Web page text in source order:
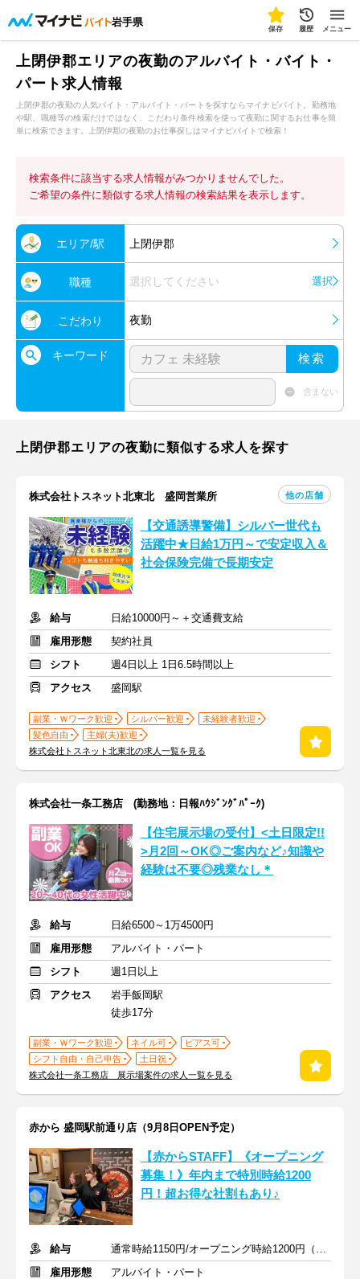
岩手県
保存 履歴 メニュー
上閉伊郡エリアの夜勤のアルバイト・バイト・
パート求人情報
上閉伊郡の夜勤の人気バイト・アルバイト・パートを探すならマイナビバイト。勤務地
や駅、職種等の検索だけではなく、こだわり条件検索を使って夜勤に関するお仕事を簡
単に検索できます。上閉伊郡の夜勤のお仕事探しはマイナビバイトで検索！
検索条件に該当する求人情報がみつかりませんでした。
ご希望の条件に類似する求人情報の検索結果を表示します。
エリア/駅 上閉伊郡
職種 選択してください 選択
こだわり 夜勤
キーワード 検索
含まない
上閉伊郡エリアの夜勤に類似する求人を探す
株式会社トスネット北東北 盛岡営業所 他の店舗
【交通誘導警備】シルバー世代も
活躍中★日給1万円～で安定収入＆
社会保険完備で長期安定
給与
日給10000円～＋交通費支給
雇用形態
契約社員
シフト
週4日以上 1日6.5時間以上
アクセス
盛岡駅
副業・Ｗワーク歓迎 シルバー歓迎
未経験者歓迎
髪色自由
主婦(夫)歓迎
株式会社トスネット北東北の求人一覧を見る
株式会社一条工務店 (勤務地：日報ﾊｳｼﾞﾝｸﾞﾊﾟｰｸ)
【住宅展示場の受付】<土日限定!!
>月2回～OK◎ご案内など♪知識や
経験は不要◎残業なし＊
給与
日給6500～1万4500円
雇用形態
アルバイト・パート
シフト
週1日以上
アクセス
岩手飯岡駅
徒歩17分
副業・Ｗワーク歓迎 ネイル可
ピアス可
シフト自由・自己申告
土日祝
株式会社一条工務店 展示場案件の求人一覧を見る
赤から 盛岡駅前通り店（9月8日OPEN予定）
【赤からSTAFF】《オープニング
募集！》年内まで特別時給1200
円！超お得な社割もあり♪
給与
通常時給1150円/オープニング時給1200円（2026年12月31日まで）
雇用形態
アルバイト・パート